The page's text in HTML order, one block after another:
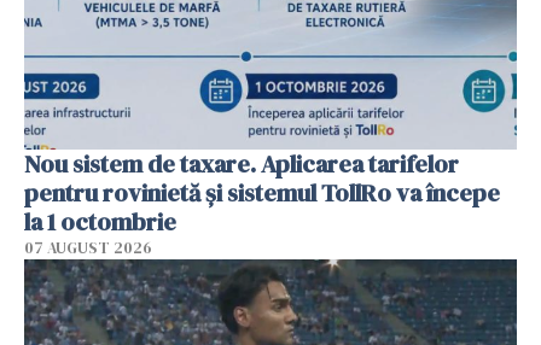
Nou sistem de taxare. Aplicarea tarifelor
pentru rovinietă şi sistemul TollRo va începe
la 1 octombrie
07 AUGUST 2026